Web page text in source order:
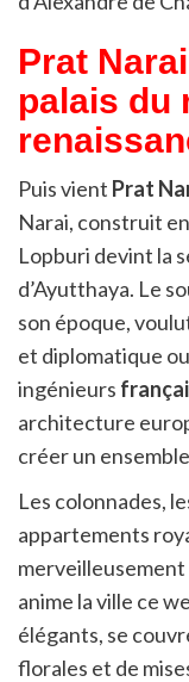
Prat
palais du
Puis vient Prat
Narai, construit
Lopburi devint la
d’Ayutthaya. Le
son époque,
et diplomatique
ingénieurs
architecture
créer un
Les colonnades,
appartements
anime la ville ce
élégants, se
florales et de